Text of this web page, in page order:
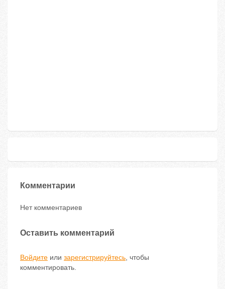
Комментарии
Нет комментариев
Оставить комментарий
Войдите или зарегистрируйтесь, чтобы
комментировать.